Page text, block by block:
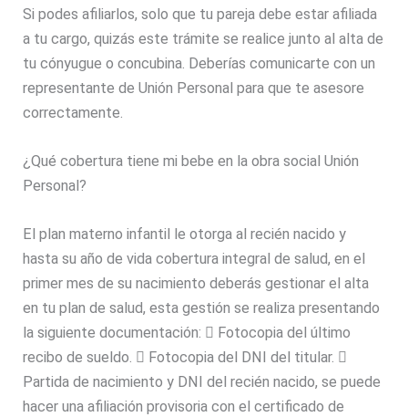
Si podes afiliarlos, solo que tu pareja debe estar afiliada
a tu cargo, quizás este trámite se realice junto al alta de
tu cónyugue o concubina. Deberías comunicarte con un
representante de Unión Personal para que te asesore
correctamente.
¿Qué cobertura tiene mi bebe en la obra social Unión
Personal?
El plan materno infantil le otorga al recién nacido y
hasta su año de vida cobertura integral de salud, en el
primer mes de su nacimiento deberás gestionar el alta
en tu plan de salud, esta gestión se realiza presentando
la siguiente documentación:  Fotocopia del último
recibo de sueldo.  Fotocopia del DNI del titular. 
Partida de nacimiento y DNI del recién nacido, se puede
hacer una afiliación provisoria con el certificado de